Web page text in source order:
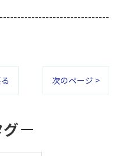
次のページ >